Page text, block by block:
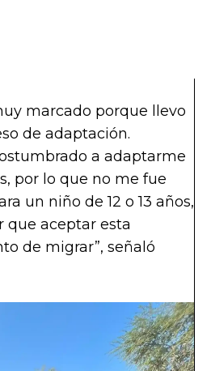
marcado porque llevo
de adaptación.
a adaptarme
por lo que no me fue
un niño de 12 o 13 años,
que aceptar esta
de migrar”, señaló